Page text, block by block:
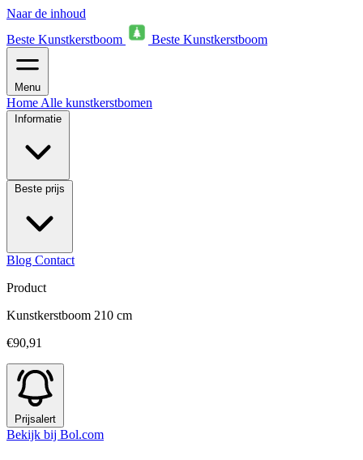
Naar de inhoud
Beste Kunstkerstboom
Beste Kunstkerstboom
Menu
Home Alle kunstkerstbomen
Informatie
Beste prijs
Blog Contact
Product
Kunstkerstboom 210 cm
€90,91
Prijsalert
Bekijk bij Bol.com